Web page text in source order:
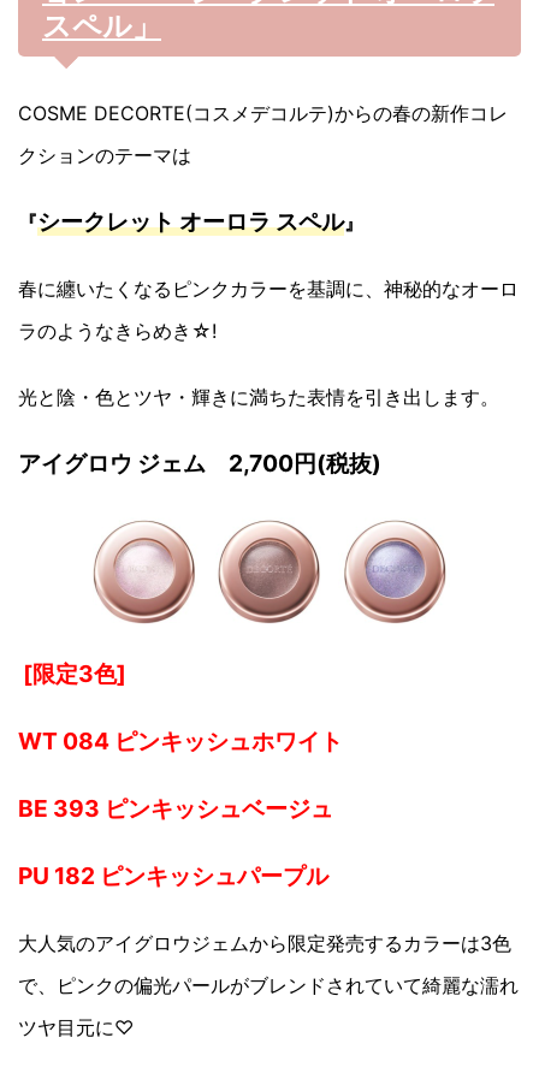
スペル」
COSME DECORTE(コスメデコルテ)からの春の新作コレ
クションのテーマは
『シークレット オーロラ スペル』
春に纏いたくなるピンクカラーを基調に、神秘的なオーロ
ラのようなきらめき☆!
光と陰・色とツヤ・輝きに満ちた表情を引き出します。
アイグロウ ジェム 2,700円(税抜)
[限定3色]
WT 084 ピンキッシュホワイト
BE 393 ピンキッシュベージュ
PU 182 ピンキッシュパープル
大人気のアイグロウジェムから限定発売するカラーは3色
で、ピンクの偏光パールがブレンドされていて綺麗な濡れ
ツヤ目元に♡